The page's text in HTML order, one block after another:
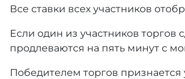
Все ставки всех участников
Если один из участников торгов
продлеваются на пять минут с
Победителем торгов